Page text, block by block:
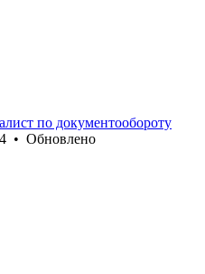
по документообороту
• Обновлено